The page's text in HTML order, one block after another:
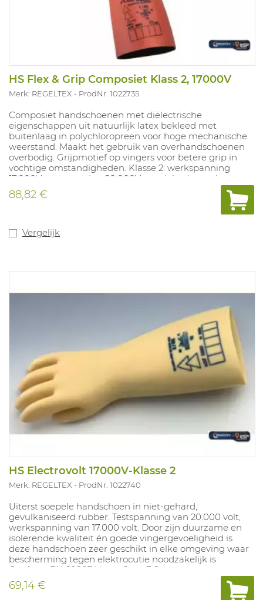
HS Flex & Grip Composiet Klass 2, 17000V
Merk: REGELTEX ProdNr. 1022735
Composiet handschoenen met diëlectrische
eigenschappen uit natuurlijk latex bekleed met
buitenlaag in polychloropreen voor hoge mechanische
weerstand. Maakt het gebruik van overhandschoenen
overbodig. Grijpmotief op vingers voor betere grip in
vochtige omstandigheden. Klasse 2: werkspanning
17.000V, testspanning 20.000V, speciale eigenschappen
R (zuren, olie, ozon) en C (lage temperaturen). Geleverd
met 1 paar onderhandschoenen. Lengte 41 cm. Kleur:
88,82 €
Vergelijk
HS Electrovolt 17000V-Klasse 2
Merk: REGELTEX ProdNr. 1022740
Uiterst soepele handschoen in niet-gehard,
gevulkaniseerd rubber. Testspanning van 20.000 volt,
werkspanning van 17.000 volt. Door zijn duurzame en
isolerende kwaliteit én goede vingergevoeligheid is
deze handschoen zeer geschikt in elke omgeving waar
bescherming tegen elektrocutie noodzakelijk is.
Conform EN 60903 klasse 2 cat RC.
69,14 €